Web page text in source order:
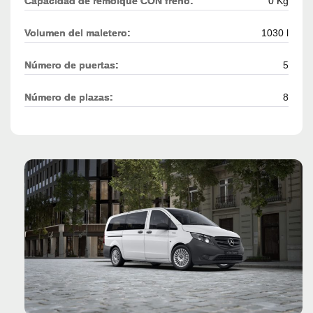
Volumen del maletero: 1030 l
Número de puertas: 5
Número de plazas: 8